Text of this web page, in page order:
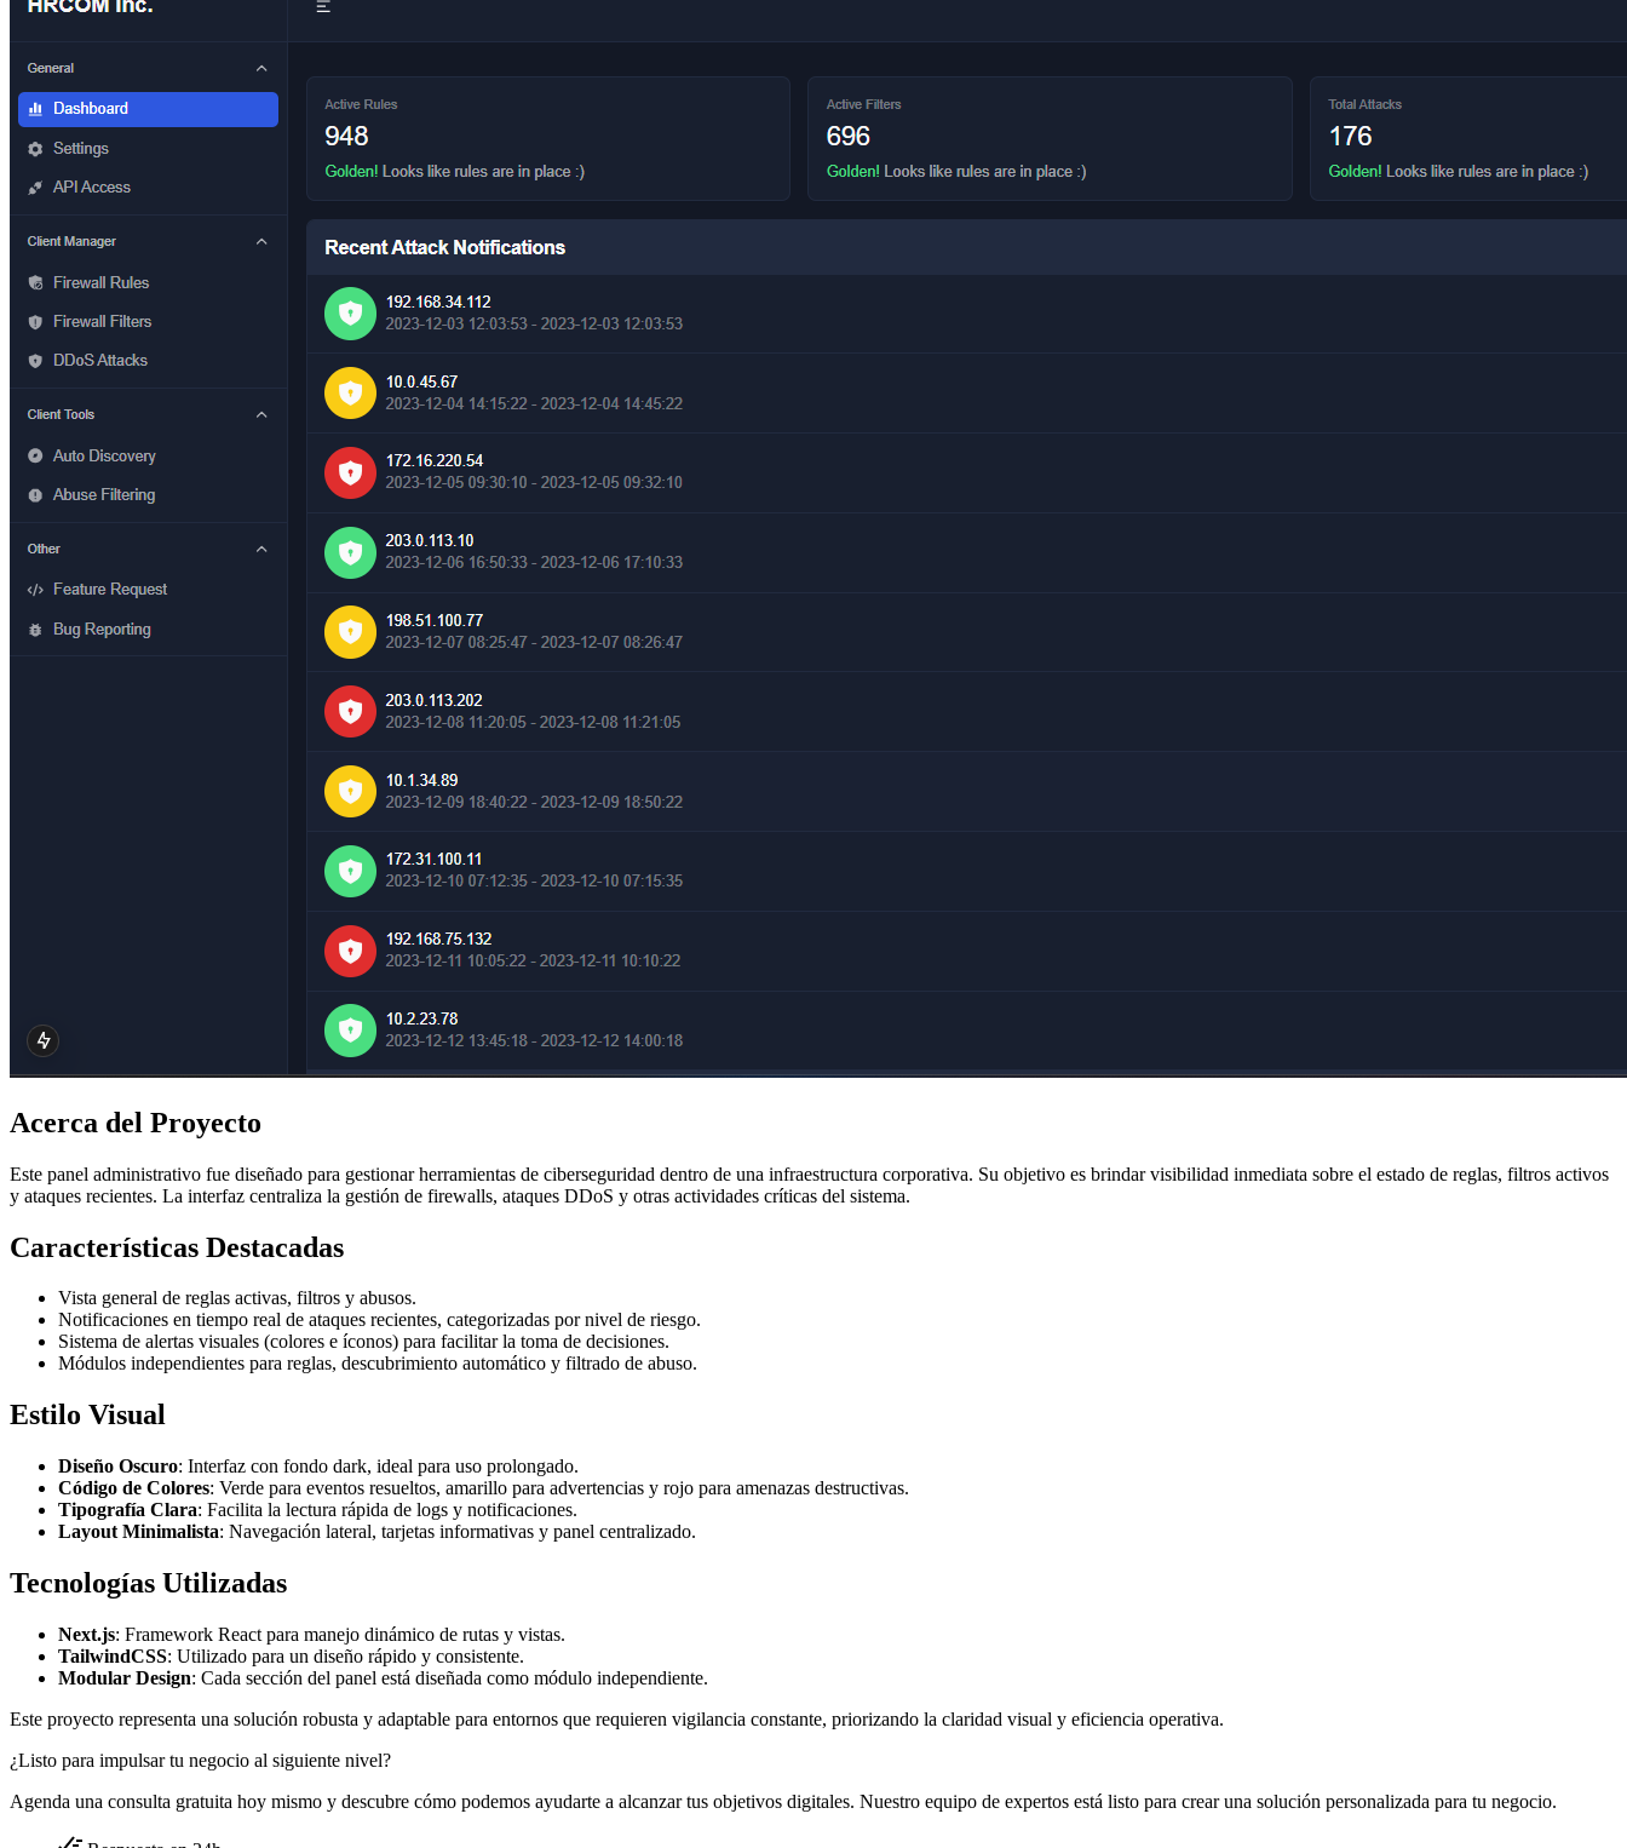
Acerca del Proyecto
Este panel administrativo fue diseñado para gestionar herramientas de ciberseguridad dentro de una infraestructura corporativa. Su objetivo es brindar visibilidad inmediata sobre el estado de reglas, filtros activos
y ataques recientes. La interfaz centraliza la gestión de firewalls, ataques DDoS y otras actividades críticas del sistema.
Características Destacadas
Vista general de reglas activas, filtros y abusos.
Notificaciones en tiempo real de ataques recientes, categorizadas por nivel de riesgo.
Sistema de alertas visuales (colores e íconos) para facilitar la toma de decisiones.
Módulos independientes para reglas, descubrimiento automático y filtrado de abuso.
Estilo Visual
Diseño Oscuro: Interfaz con fondo dark, ideal para uso prolongado.
Código de Colores: Verde para eventos resueltos, amarillo para advertencias y rojo para amenazas destructivas.
Tipografía Clara: Facilita la lectura rápida de logs y notificaciones.
Layout Minimalista: Navegación lateral, tarjetas informativas y panel centralizado.
Tecnologías Utilizadas
Next.js: Framework React para manejo dinámico de rutas y vistas.
TailwindCSS: Utilizado para un diseño rápido y consistente.
Modular Design: Cada sección del panel está diseñada como módulo independiente.
Este proyecto representa una solución robusta y adaptable para entornos que requieren vigilancia constante, priorizando la claridad visual y eficiencia operativa.
¿Listo para impulsar tu negocio al siguiente nivel?
Agenda una consulta gratuita hoy mismo y descubre cómo podemos ayudarte a alcanzar tus objetivos digitales. Nuestro equipo de expertos está listo para crear una solución personalizada para tu negocio.